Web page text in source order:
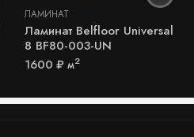
ЛАМИНАТ
Ламинат Belfloor Universal
8 BF80-003-UN
1600 ₽ м2